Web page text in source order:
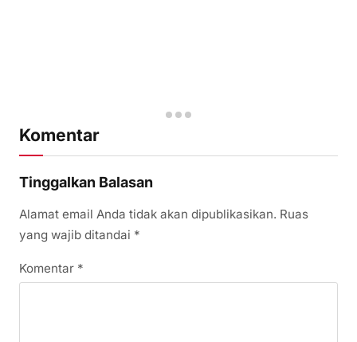
Komentar
Tinggalkan Balasan
Alamat email Anda tidak akan dipublikasikan. Ruas
yang wajib ditandai *
Komentar *